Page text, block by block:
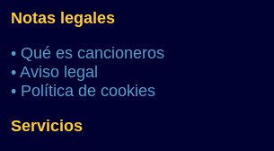
Notas legales
• Qué es cancioneros
• Aviso legal
• Política de cookies
Servicios